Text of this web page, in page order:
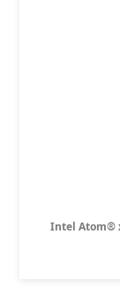
Intel Atom®